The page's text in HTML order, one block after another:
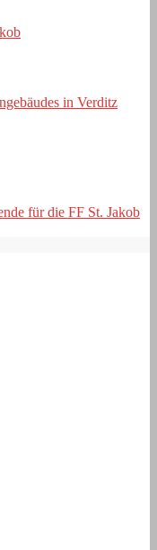
in Verditz
für die FF St. Jakob